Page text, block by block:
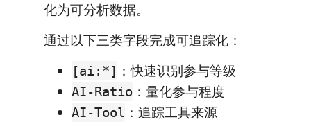
化为可分析数据。
通过以下三类字段完成可追踪化：
[ai:*] ：快速识别参与等级
AI-Ratio ：量化参与程度
AI-Tool ：追踪工具来源